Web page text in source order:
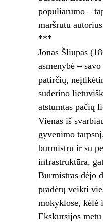
populiarumo –
maršrutu
***
Jonas Šliūpas
asmenybė –
patirčių,
suderino
atstumtas pačių
Vienas iš
gyvenimo
burmistru ir su
infrastruktūra,
Burmistras dėjo
pradėtų veikti
mokyklose, kėlė
Ekskursijos